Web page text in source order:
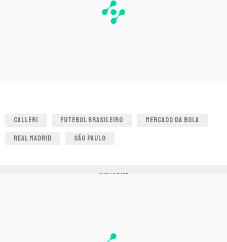
CALLERI FUTEBOL BRASILEIRO MERCADO DA BOLA
REAL MADRID SÃO PAULO
PUBLICIDADE